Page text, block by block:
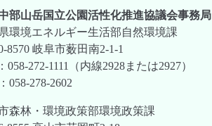
部山岳国立公園活性化推進協議会事務局
環境エネルギー生活部自然環境課
8570 岐阜市薮田南2-1-1
058-272-1111（内線2928または2927）
058-278-2602
森林・環境政策部環境政策課